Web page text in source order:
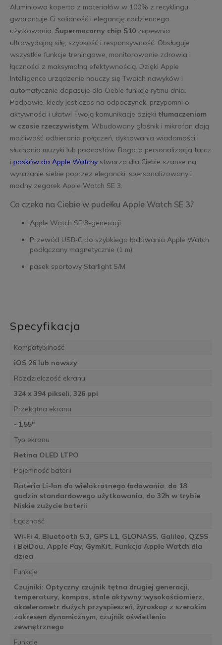
Aluminiowa koperta z materiałów w 100% z recyklingu
gwarantuje Ci solidność i elegancję codziennego
użytkowania. Supermocarny chip S10zapewnia
ultrawydajną siłę, szybkość i responsywność. Obsługuje
wszystkie funkcje treningowe, monitorowanie zdrowia i
łączności z maksymalną efektywnością. Dzięki Apple
Intelligence urządzenie nauczy się Twoich nawyków i
automatycznie dopasuje dla Ciebie funkcje rytmu dnia.
Podpowie, kiedy jest czas na odpoczynek, przypomni o
aktywności i ułatwi Twoją komunikacje dzięki tłumaczeniom
w czasie rzeczywistym. Wbudowany głośnik i mikrofon dają
możliwość odbierania połączeń, dyktowania wiadomości i
słuchania muzyki lub podcastów. Bogata personalizacja tarcz
i pasków do Apple Watchystwarza dla Ciebie szanse na
wyrażanie siebie poprzez elegancki, spersonalizowany i
modny zegarek Apple Watch SE 3.
Co czeka na Ciebie w pudełku Apple Watch SE 3?
Apple Watch SE 3-generacji
Przewód USB‑C do szybkiego ładowania Apple Watch
podłączany magnetycznie (1 m)
pasek sportowy Starlight S/M
Specyfikacja
Kompatybilność
iOS 26 lub nowszy
Rozdzielczość ekranu
324 x 394 pikseli, 326 ppi
Przekątna ekranu
~1,55"
Typ ekranu
Retina OLED LTPO
Pojemność baterii
Bateria Li-Ion do wielokrotnego ładowania, do 18
godzin standardowego użytkowania, do 32h w trybie
Niskie zużycie baterii
Łączność
Wi‑Fi 4, Bluetooth 5.3, GPS L1, GLONASS, Galileo, QZSS
i BeiDou, Apple Pay, GymKit, Funkcja Apple Watch dla
dzieci
Funkcje
Czujniki: Optyczny czujnik tętna drugiej generacji,
temperatury, kompas, stale aktywny wysokościomierz,
akcelerometr dużych przyspieszeń, żyroskop z szerokim
zakresem dynamicznym, czujnik oświetlenia
zewnętrznego
Funkcje